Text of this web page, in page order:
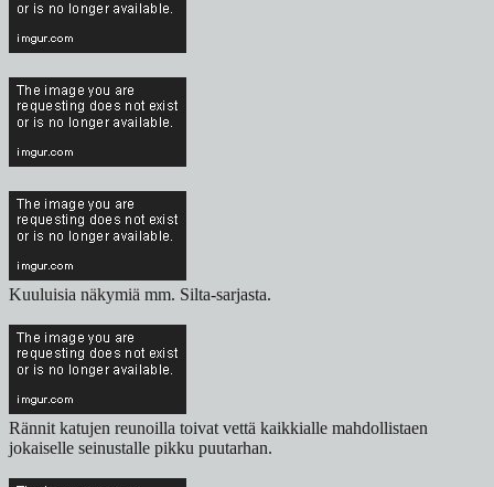
Kuuluisia näkymiä mm. Silta-sarjasta.
Rännit katujen reunoilla toivat vettä kaikkialle mahdollistaen
jokaiselle seinustalle pikku puutarhan.